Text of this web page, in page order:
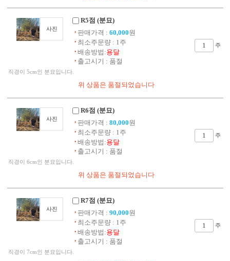
사진
R5점 (분묘)
판매가격 : 60,000원
최소주문량 : 1주
배송방법:용달
출고시기 : 품절
주
직경이 5cm인 분묘입니다.
사진
R6점 (분묘)
판매가격 : 80,000원
최소주문량 : 1주
배송방법:용달
출고시기 : 품절
주
직경이 6cm인 분묘입니다.
사진
R7점 (분묘)
판매가격 : 90,000원
최소주문량 : 1주
배송방법:용달
출고시기 : 품절
주
직경이 7cm인 분묘입니다.